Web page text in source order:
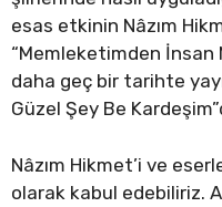
esas etkinin Nâzım
“Memleketimden İnsan
daha geç bir tarihte
Güzel Şey Be
Nâzım Hikmet’i ve
olarak kabul edebiliriz.